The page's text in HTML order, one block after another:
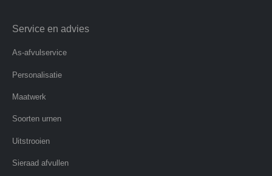
Service en advies
As-afvulservice
Personalisatie
Maatwerk
Soorten urnen
Uitstrooien
Sieraad afvullen